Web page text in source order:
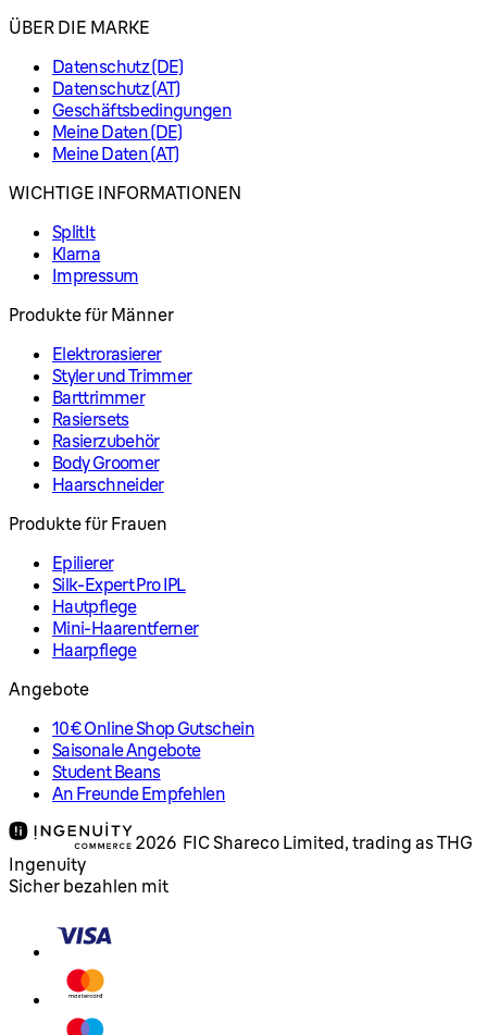
ÜBER DIE MARKE
Datenschutz (DE)
Datenschutz (AT)
Geschäftsbedingungen
Meine Daten (DE)
Meine Daten (AT)
WICHTIGE INFORMATIONEN
SplitIt
Klarna
Impressum
Produkte für Männer
Elektrorasierer
Styler und Trimmer
Barttrimmer
Rasiersets
Rasierzubehör
Body Groomer
Haarschneider
Produkte für Frauen
Epilierer
Silk-Expert Pro IPL
Hautpflege
Mini-Haarentferner
Haarpflege
Angebote
10€ Online Shop Gutschein
Saisonale Angebote
Student Beans
An Freunde Empfehlen
2026 FIC Shareco Limited, trading as THG
Ingenuity
Sicher bezahlen mit